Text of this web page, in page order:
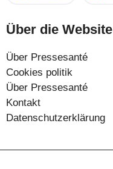
Über die Website
Über Pressesanté
Cookies politik
Über Pressesanté
Kontakt
Datenschutzerklärung